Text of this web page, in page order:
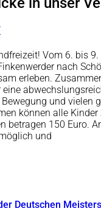
Vom 6. bis
nach
erleben.
Bewegung und vielen
können alle
betragen 150 Euro.
und
Deutschen